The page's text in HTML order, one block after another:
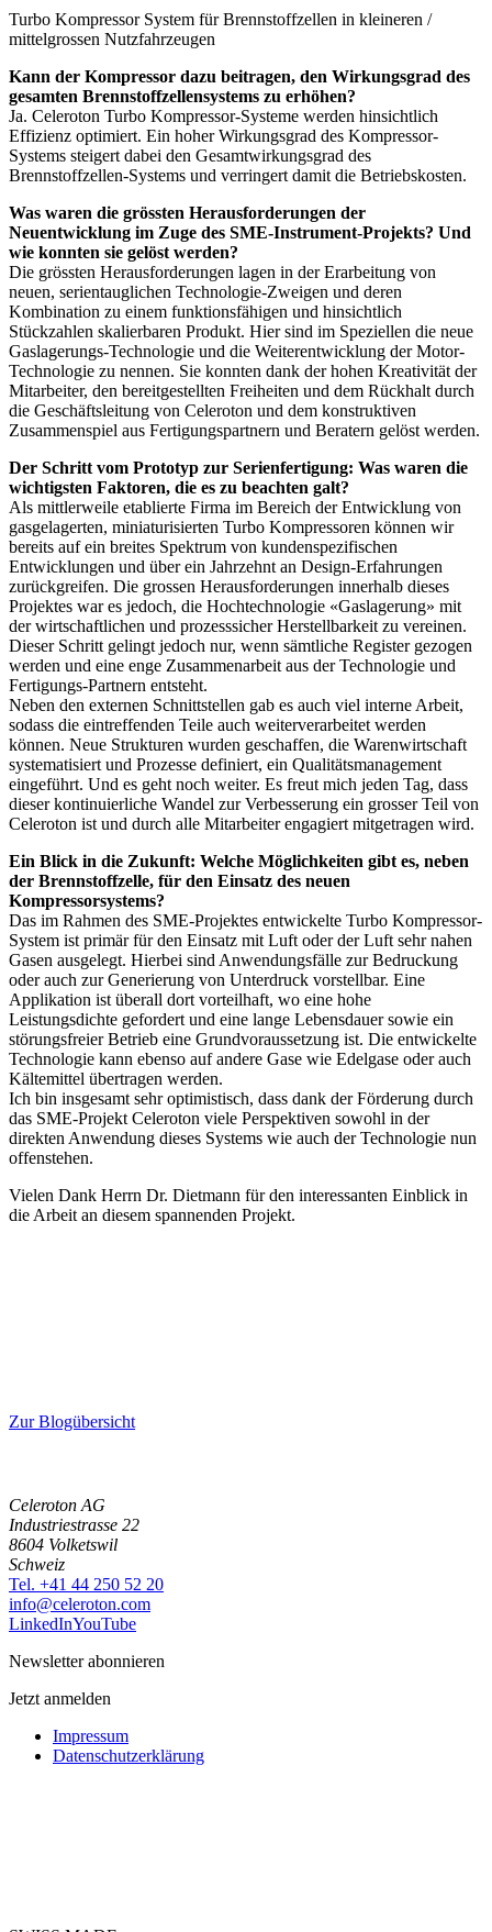
Turbo Kompressor System für Brennstoffzellen in kleineren /
mittelgrossen Nutzfahrzeugen
Kann der Kompressor dazu beitragen, den Wirkungsgrad des
gesamten Brennstoffzellensystems zu erhöhen?
Ja. Celeroton Turbo Kompressor-Systeme werden hinsichtlich
Effizienz optimiert. Ein hoher Wirkungsgrad des Kompressor-
Systems steigert dabei den Gesamtwirkungsgrad des
Brennstoffzellen-Systems und verringert damit die Betriebskosten.
Was waren die grössten Herausforderungen der
Neuentwicklung im Zuge des SME-Instrument-Projekts? Und
wie konnten sie gelöst werden?
Die grössten Herausforderungen lagen in der Erarbeitung von
neuen, serientauglichen Technologie-Zweigen und deren
Kombination zu einem funktionsfähigen und hinsichtlich
Stückzahlen skalierbaren Produkt. Hier sind im Speziellen die neue
Gaslagerungs-Technologie und die Weiterentwicklung der Motor-
Technologie zu nennen. Sie konnten dank der hohen Kreativität der
Mitarbeiter, den bereitgestellten Freiheiten und dem Rückhalt durch
die Geschäftsleitung von Celeroton und dem konstruktiven
Zusammenspiel aus Fertigungspartnern und Beratern gelöst werden.
Der Schritt vom Prototyp zur Serienfertigung: Was waren die
wichtigsten Faktoren, die es zu beachten galt?
Als mittlerweile etablierte Firma im Bereich der Entwicklung von
gasgelagerten, miniaturisierten Turbo Kompressoren können wir
bereits auf ein breites Spektrum von kundenspezifischen
Entwicklungen und über ein Jahrzehnt an Design-Erfahrungen
zurückgreifen. Die grossen Herausforderungen innerhalb dieses
Projektes war es jedoch, die Hochtechnologie «Gaslagerung» mit
der wirtschaftlichen und prozesssicher Herstellbarkeit zu vereinen.
Dieser Schritt gelingt jedoch nur, wenn sämtliche Register gezogen
werden und eine enge Zusammenarbeit aus der Technologie und
Fertigungs-Partnern entsteht.
Neben den externen Schnittstellen gab es auch viel interne Arbeit,
sodass die eintreffenden Teile auch weiterverarbeitet werden
können. Neue Strukturen wurden geschaffen, die Warenwirtschaft
systematisiert und Prozesse definiert, ein Qualitätsmanagement
eingeführt. Und es geht noch weiter. Es freut mich jeden Tag, dass
dieser kontinuierliche Wandel zur Verbesserung ein grosser Teil von
Celeroton ist und durch alle Mitarbeiter engagiert mitgetragen wird.
Ein Blick in die Zukunft: Welche Möglichkeiten gibt es, neben
der Brennstoffzelle, für den Einsatz des neuen
Kompressorsystems?
Das im Rahmen des SME-Projektes entwickelte Turbo Kompressor-
System ist primär für den Einsatz mit Luft oder der Luft sehr nahen
Gasen ausgelegt. Hierbei sind Anwendungsfälle zur Bedruckung
oder auch zur Generierung von Unterdruck vorstellbar. Eine
Applikation ist überall dort vorteilhaft, wo eine hohe
Leistungsdichte gefordert und eine lange Lebensdauer sowie ein
störungsfreier Betrieb eine Grundvoraussetzung ist. Die entwickelte
Technologie kann ebenso auf andere Gase wie Edelgase oder auch
Kältemittel übertragen werden.
Ich bin insgesamt sehr optimistisch, dass dank der Förderung durch
das SME-Projekt Celeroton viele Perspektiven sowohl in der
direkten Anwendung dieses Systems wie auch der Technologie nun
offenstehen.
Vielen Dank Herrn Dr. Dietmann für den interessanten Einblick in
die Arbeit an diesem spannenden Projekt.
Zur Blogübersicht
Celeroton AG
Industriestrasse 22
8604 Volketswil
Schweiz
Tel. +41 44 250 52 20
moc.notorelec@ofni
LinkedInYouTube
Newsletter abonnieren
Jetzt anmelden
Impressum
Datenschutzerklärung